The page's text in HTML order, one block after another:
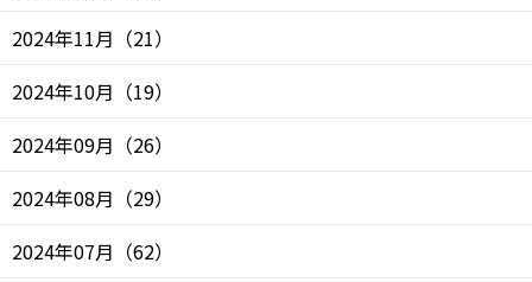
2024年11月 （21）
2024年10月 （19）
2024年09月 （26）
2024年08月 （29）
2024年07月 （62）